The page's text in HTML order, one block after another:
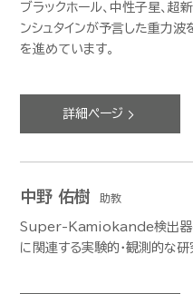
ブラックホール、中性子星、超
ンシュタインが予言した重力
を進めています。
詳細ページ
中野 佑樹 助教
Super-Kamiokande検出器
に関連する実験的・観測的な研